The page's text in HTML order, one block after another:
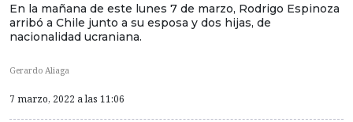
En la mañana de este lunes 7 de marzo, Rodrigo Espinoza
arribó a Chile junto a su esposa y dos hijas, de
nacionalidad ucraniana.
Gerardo Aliaga
7 marzo, 2022 a las 11:06